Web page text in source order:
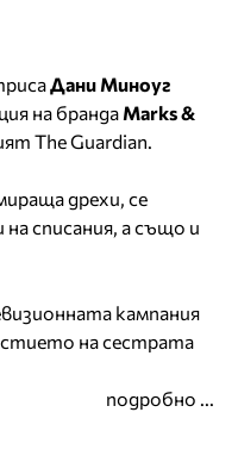
Дани Миноуг
на бранда Marks &
The Guardian.
дрехи, се
списания, а също и
кампания
на сестрата
подробно ...